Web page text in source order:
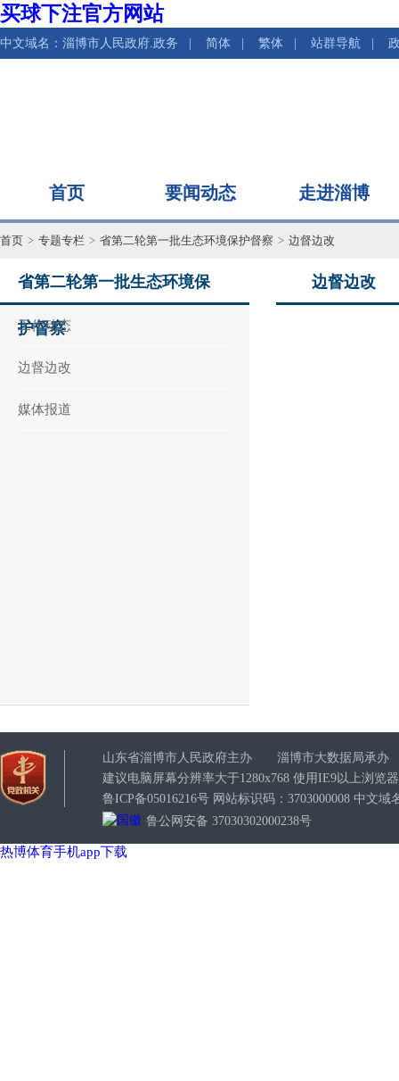
买球下注官方网站
中文域名：淄博市人民政府.政务 简体 繁体 站群导航
首页 要闻动态 走进淄博
首页 > 专题专栏 > 省第二轮第一批生态环境保护督察 > 边督边改
省第二轮第一批生态环境保
护督察
工作动态
边督边改
媒体报道
边督边改
山东省淄博市人民政府主办 淄博市大数据局承办
建议电脑屏幕分辨率大于1280x768 使用IE9以上浏览
鲁ICP备05016216号 网站标识码：3703000008 中文
鲁公网安备 37030302000238号
热博体育手机app下载